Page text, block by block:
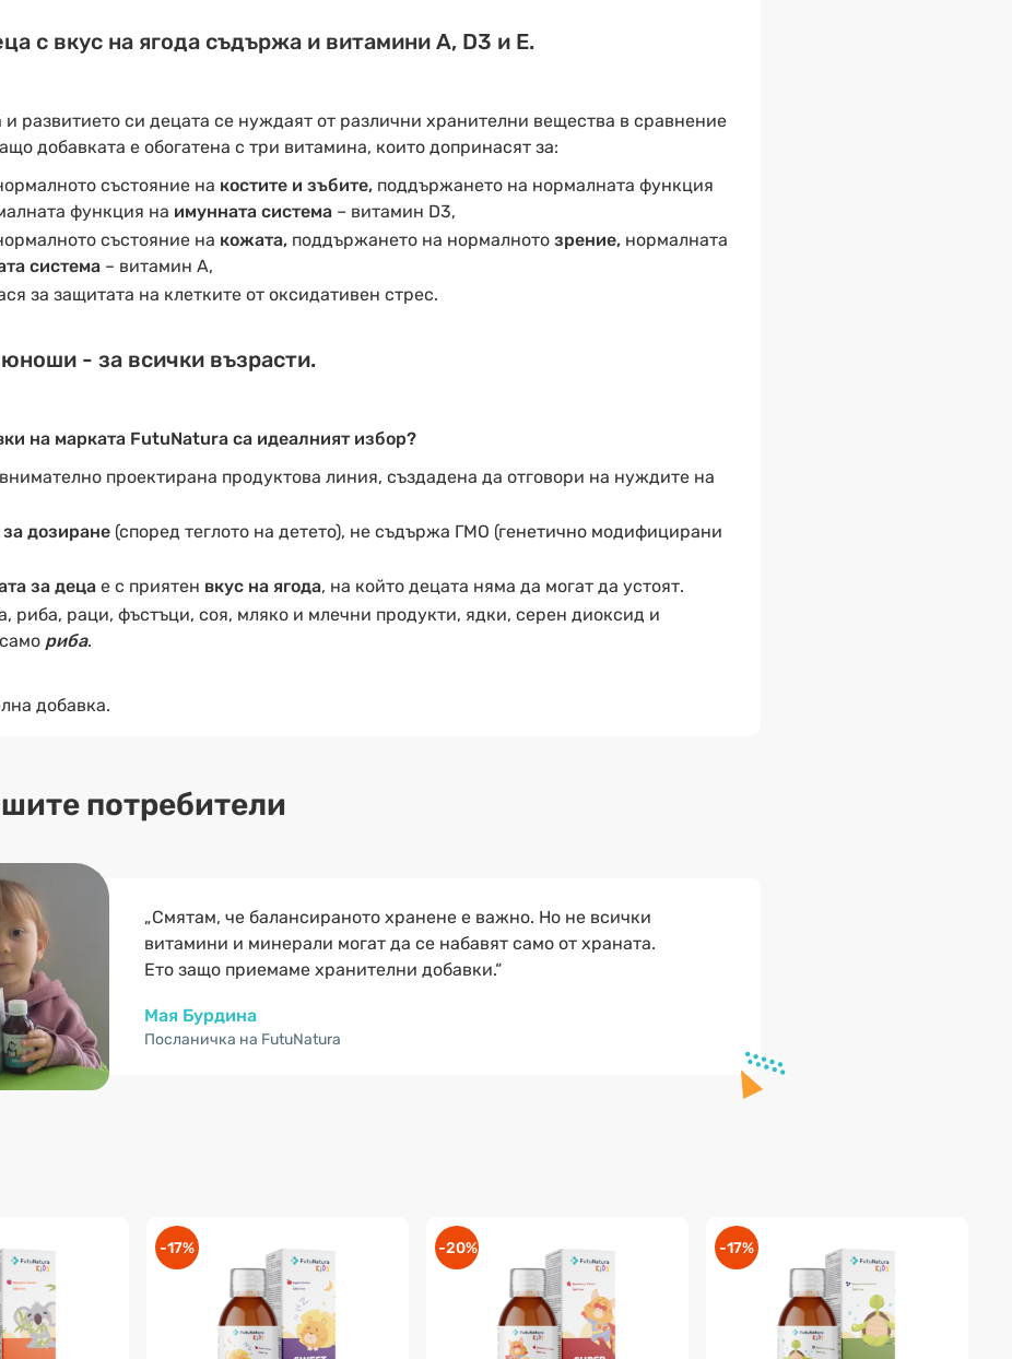
с вкус на ягода съдържа и витамини А, D3 и Е.
развитието си децата се нуждаят от различни хранителни вещества в сравнение
добавката е обогатена с три витамина, които допринасят за:
състояние на костите и зъбите, поддържането на нормалната функция
функция на имунната система– витамин D3,
състояние на кожата, поддържането на нормалнотозрение, нормалната
система – витамин A,
за защитата на клетките от оксидативен стрес.
- за всички възрасти.
на марката FutuNatura са идеалният избор?
проектирана продуктова линия, създадена да отговори на нуждите на
дозиране(според теглото на детето), не съдържа ГМО (генетично модифицирани
за децае с приятен вкус на ягода, на който децата няма да могат да устоят.
риба, раци, фъстъци, соя, мляко и млечни продукти, ядки, серен диоксид и
риба.
добавка.
потребители
„Смятам, че балансираното хранене е важно. Но не всички
витамини и минерали могат да се набавят само от храната.
Ето защо приемаме хранителни добавки.“
Мая Бурдина
Посланичка на FutuNatura
-17% -20% -17%